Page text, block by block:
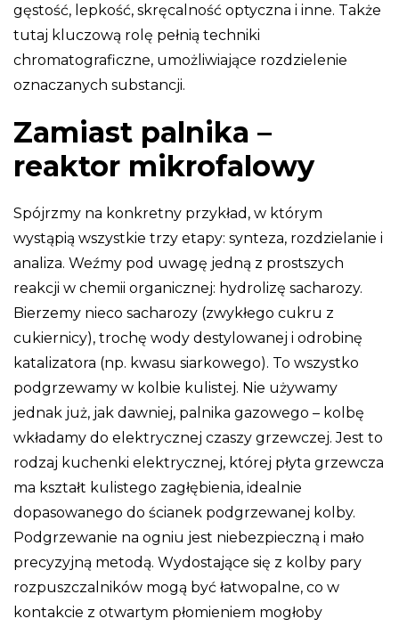
gęstość, lepkość, skręcalność optyczna i inne. Także
tutaj kluczową rolę pełnią techniki
chromatograficzne, umożliwiające rozdzielenie
oznaczanych substancji.
Zamiast palnika –
reaktor mikrofalowy
Spójrzmy na konkretny przykład, w którym
wystąpią wszystkie trzy etapy: synteza, rozdzielanie i
analiza. Weźmy pod uwagę jedną z prostszych
reakcji w chemii organicznej: hydrolizę sacharozy.
Bierzemy nieco sacharozy (zwykłego cukru z
cukiernicy), trochę wody destylowanej i odrobinę
katalizatora (np. kwasu siarkowego). To wszystko
podgrzewamy w kolbie kulistej. Nie używamy
jednak już, jak dawniej, palnika gazowego – kolbę
wkładamy do elektrycznej czaszy grzewczej. Jest to
rodzaj kuchenki elektrycznej, której płyta grzewcza
ma kształt kulistego zagłębienia, idealnie
dopasowanego do ścianek podgrzewanej kolby.
Podgrzewanie na ogniu jest niebezpieczną i mało
precyzyjną metodą. Wydostające się z kolby pary
rozpuszczalników mogą być łatwopalne, co w
kontakcie z otwartym płomieniem mogłoby